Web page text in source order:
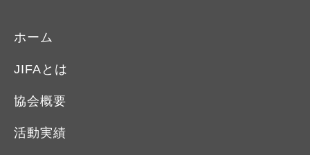
ホーム
JIFAとは
協会概要
活動実績